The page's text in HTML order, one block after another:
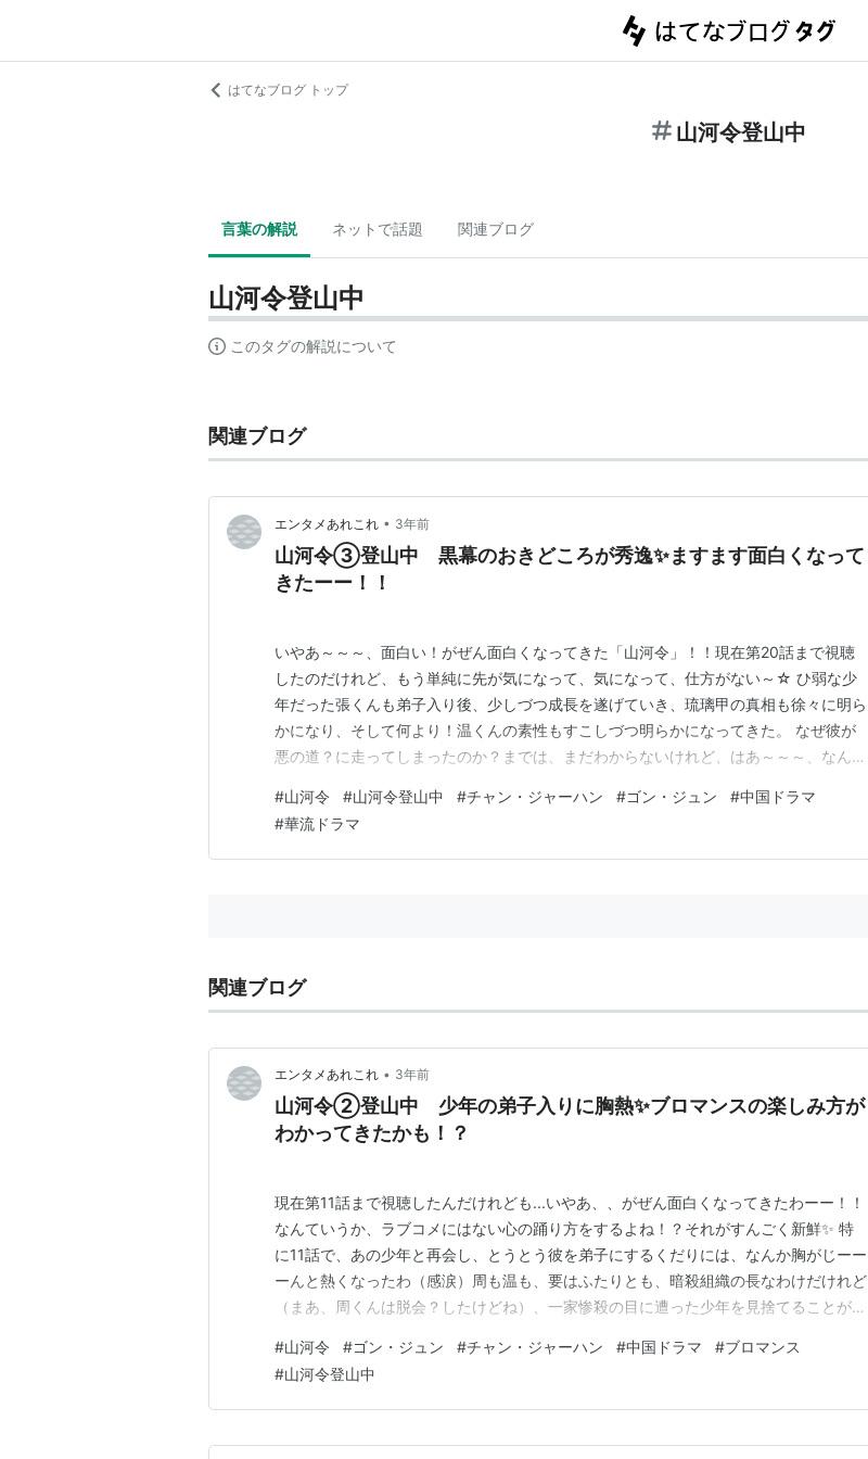
はてなブログ トップ
山河令登山中
言葉の解説 ネットで話題 関連ブログ
山河令登山中
このタグの解説について
関連ブログ
エンタメあれこれ • 3年前
山河令③登山中 黒幕のおきどころが秀逸✨ますます面白くなって
きたーー！！
いやあ～～～、面白い！がぜん面白くなってきた「山河令」！！現在第20話まで視聴
したのだけれど、もう単純に先が気になって、気になって、仕方がない～☆ ひ弱な少
年だった張くんも弟子入り後、少しづつ成長を遂げていき、琉璃甲の真相も徐々に明ら
かになり、そして何より！温くんの素性もすこしづつ明らかになってきた。 なぜ彼が
悪の道？に走ってしまったのか？までは、まだわからないけれど、はあ～～～、なんで
生きざまを見ていると、なんかいろいろと考えさせられるよなあ～。天寿を全うするの
ってラクじゃないよね。でも最後には私利私欲や復讐に走ら…
#山河令 #山河令登山中 #チャン・ジャーハン #ゴン・ジュン #中国ドラマ
#華流ドラマ
関連ブログ
エンタメあれこれ • 3年前
山河令②登山中 少年の弟子入りに胸熱✨ブロマンスの楽しみ方が
わかってきたかも！？
現在第11話まで視聴したんだけれども...いやあ、、がぜん面白くなってきたわーー！！
なんていうか、ラブコメにはない心の踊り方をするよね！？それがすんごく新鮮✨ 特
に11話で、あの少年と再会し、とうとう彼を弟子にするくだりには、なんか胸がじーー
ーんと熱くなったわ（感涙）周も温も、要はふたりとも、暗殺組織の長なわけだけれど
（まあ、周くんは脱会？したけどね）、一家惨殺の目に遭った少年を見捨てることがで
ん人を殺してきた彼らだけれども、少年との出会いを通じて、蓋をしてきた自分の中の
良心？的なもの？が再び目覚めていくような？？そ…
#山河令 #ゴン・ジュン #チャン・ジャーハン #中国ドラマ #ブロマンス
#山河令登山中